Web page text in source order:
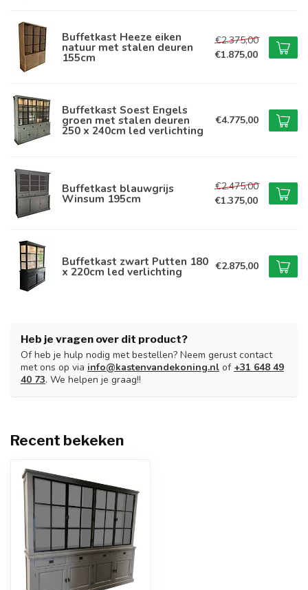
Buffetkast Heeze eiken
natuur met stalen deuren
155cm
€2.375,00
€1.875,00
Buffetkast Soest Engels
groen met stalen deuren
250 x 240cm led verlichting
€4.775,00
Buffetkast blauwgrijs
Winsum 195cm
€2.475,00
€1.375,00
Buffetkast zwart Putten 180
x 220cm led verlichting €2.875,00
Heb je vragen over dit product?
Of heb je hulp nodig met bestellen? Neem gerust contact
met ons op via info@kastenvandekoning.nl of +31 648 49
40 73. We helpen je graag!!
Recent bekeken